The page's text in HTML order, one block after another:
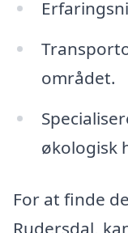
området.
økologisk
For at finde
Rudersdal,